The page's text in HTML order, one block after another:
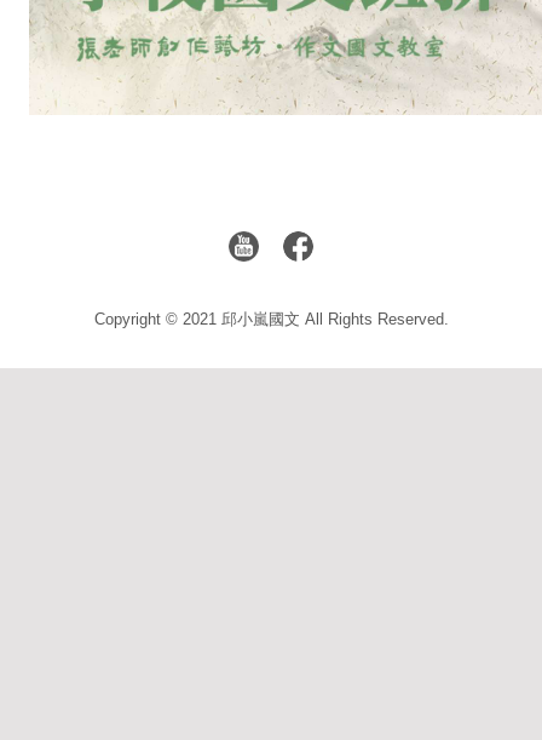
Copyright © 2021 邱小嵐國文 All Rights Reserved.